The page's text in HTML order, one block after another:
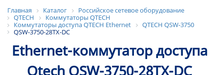
Главная Каталог
Российское сетевое оборудование
QTECH
Коммутаторы QTECH
Коммутаторы доступа QTECH Ethernet
QTECH QSW-3750
QSW-3750-28TX-DC
Ethernet-коммутатор доступа
Qtech QSW-3750-28TX-DC